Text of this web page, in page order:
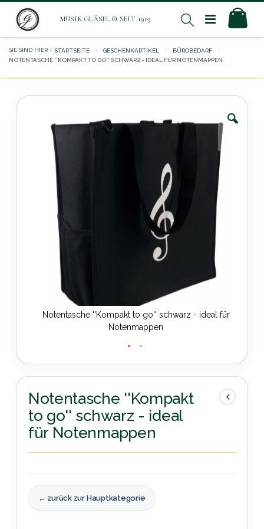
Direkt
zum
Suche
STARTSEITE GESCHENKARTIKEL
BÜROBEDARF
NOTENTASCHE ''KOMPAKT TO GO'' SCHWARZ - IDEAL FÜR NOTENMAPPEN
Bildergalerie
springen
Notentasche ''Kompakt to go'' schwarz - ideal für
Notenmappen
Zum
Anfang
der
Bildergalerie
springen
Notentasche ''Kompakt
to go'' schwarz - ideal
für Notenmappen
← zurück zur Hauptkategorie